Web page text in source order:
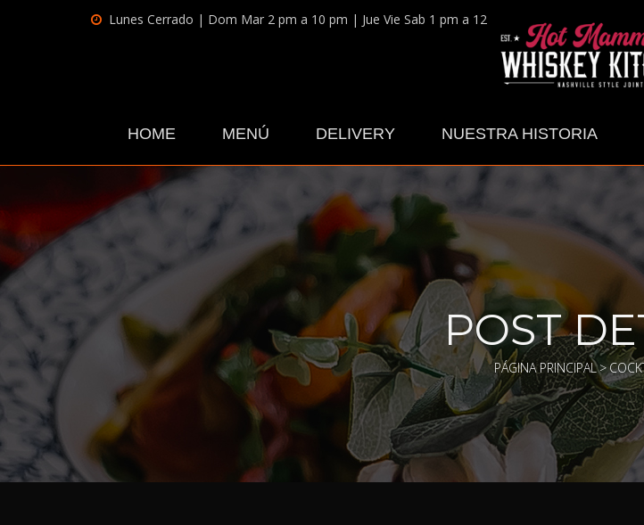
Lunes Cerrado | Dom Mar 2 pm a 10 pm | Jue Vie Sab 1 pm a 12 pm
HOME MENÚ DELIVERY NUESTRA HISTORIA
POST
PÁGINA PRINCIPAL>